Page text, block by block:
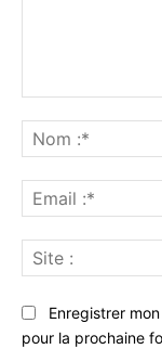
Enregistrer
pour la prochaine